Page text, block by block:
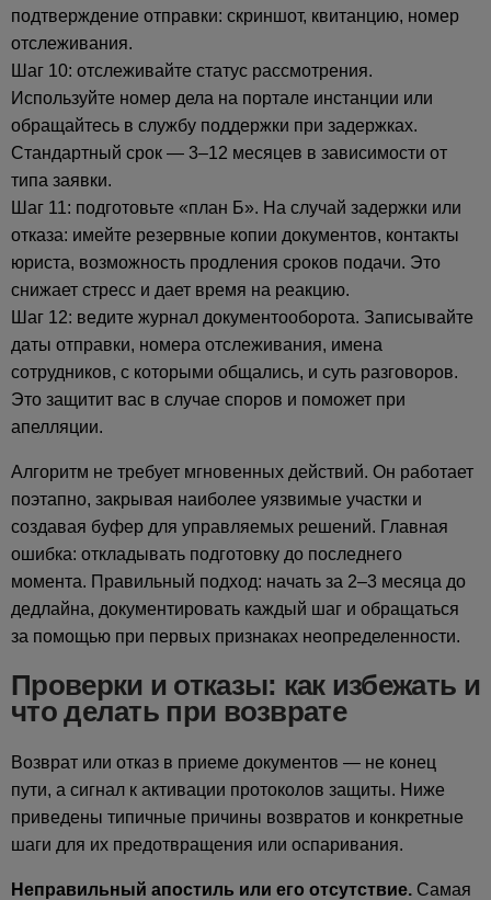
подтверждение отправки: скриншот, квитанцию, номер
отслеживания.
Шаг 10: отслеживайте статус рассмотрения.
Используйте номер дела на портале инстанции или
обращайтесь в службу поддержки при задержках.
Стандартный срок — 3–12 месяцев в зависимости от
типа заявки.
Шаг 11: подготовьте «план Б». На случай задержки или
отказа: имейте резервные копии документов, контакты
юриста, возможность продления сроков подачи. Это
снижает стресс и дает время на реакцию.
Шаг 12: ведите журнал документооборота. Записывайте
даты отправки, номера отслеживания, имена
сотрудников, с которыми общались, и суть разговоров.
Это защитит вас в случае споров и поможет при
апелляции.
Алгоритм не требует мгновенных действий. Он работает
поэтапно, закрывая наиболее уязвимые участки и
создавая буфер для управляемых решений. Главная
ошибка: откладывать подготовку до последнего
момента. Правильный подход: начать за 2–3 месяца до
дедлайна, документировать каждый шаг и обращаться
за помощью при первых признаках неопределенности.
Проверки и отказы: как избежать и
что делать при возврате
Возврат или отказ в приеме документов — не конец
пути, а сигнал к активации протоколов защиты. Ниже
приведены типичные причины возвратов и конкретные
шаги для их предотвращения или оспаривания.
Неправильный апостиль или его отсутствие. Самая